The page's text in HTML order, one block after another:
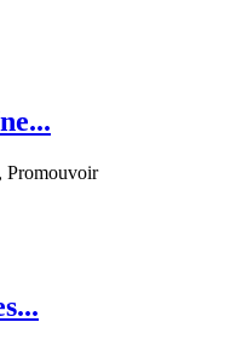
Promouvoir